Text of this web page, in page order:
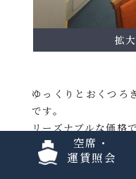
拡
ゆっくりとおくつろ
です。
リーズナブルな価格
お二人様だけではな
す。
空席・
運賃照会